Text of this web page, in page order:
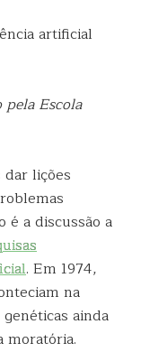
Escola
lições
é a discussão a
. Em 1974,
na
ainda
moratória.